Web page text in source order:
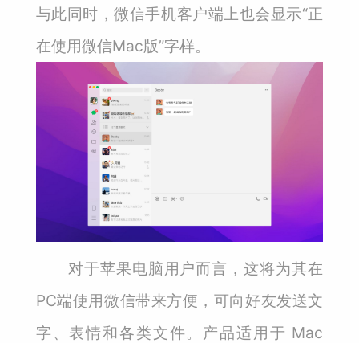
与此同时，微信手机客户端上也会显示“正
在使用微信Mac版”字样。
对于苹果电脑用户而言，这将为其在
PC端使用微信带来方便，可向好友发送文
字、表情和各类文件。产品适用于 Mac